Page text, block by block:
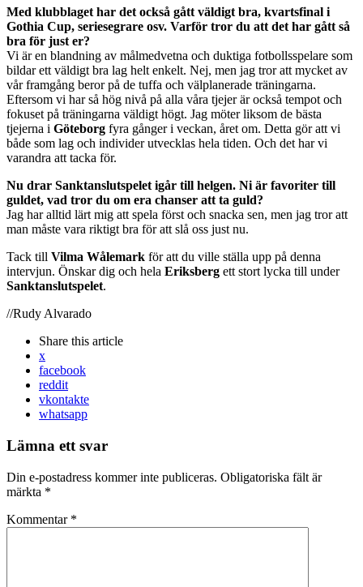
Med klubblaget har det också gått väldigt bra, kvartsfinal i
Gothia Cup, seriesegrare osv. Varför tror du att det har gått så
bra för just er?
Vi är en blandning av målmedvetna och duktiga fotbollsspelare som
bildar ett väldigt bra lag helt enkelt. Nej, men jag tror att mycket av
vår framgång beror på de tuffa och välplanerade träningarna.
Eftersom vi har så hög nivå på alla våra tjejer är också tempot och
fokuset på träningarna väldigt högt. Jag möter liksom de bästa
tjejerna i Göteborg fyra gånger i veckan, året om. Detta gör att vi
både som lag och individer utvecklas hela tiden. Och det har vi
varandra att tacka för.
Nu drar Sanktanslutspelet igår till helgen. Ni är favoriter till
guldet, vad tror du om era chanser att ta guld?
Jag har alltid lärt mig att spela först och snacka sen, men jag tror att
man måste vara riktigt bra för att slå oss just nu.
Tack till Vilma Wålemark för att du ville ställa upp på denna
intervjun. Önskar dig och hela Eriksberg ett stort lycka till under
Sanktanslutspelet.
//Rudy Alvarado
Share this article
x
facebook
reddit
vkontakte
whatsapp
Lämna ett svar
Din e-postadress kommer inte publiceras. Obligatoriska fält är
märkta *
Kommentar *